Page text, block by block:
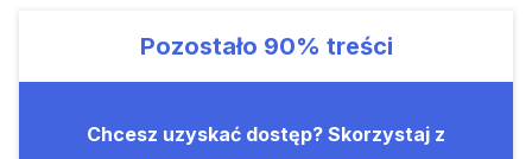
Pozostało 90% treści
Chcesz uzyskać dostęp? Skorzystaj z